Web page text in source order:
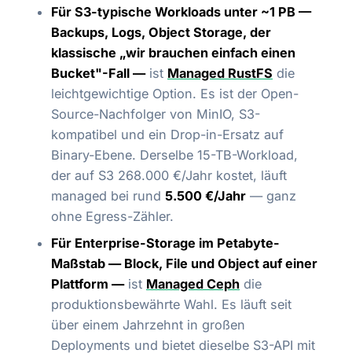
Für S3-typische Workloads unter ~1 PB —
Backups, Logs, Object Storage, der
klassische „wir brauchen einfach einen
Bucket"-Fall —ist Managed RustFS die
leichtgewichtige Option. Es ist der Open-
Source-Nachfolger von MinIO, S3-
kompatibel und ein Drop-in-Ersatz auf
Binary-Ebene. Derselbe 15-TB-Workload,
der auf S3 268.000 €/Jahr kostet, läuft
managed bei rund 5.500 €/Jahr — ganz
ohne Egress-Zähler.
Für Enterprise-Storage im Petabyte-
Maßstab — Block, File und Object auf einer
Plattform —ist Managed Ceph die
produktionsbewährte Wahl. Es läuft seit
über einem Jahrzehnt in großen
Deployments und bietet dieselbe S3-API mit